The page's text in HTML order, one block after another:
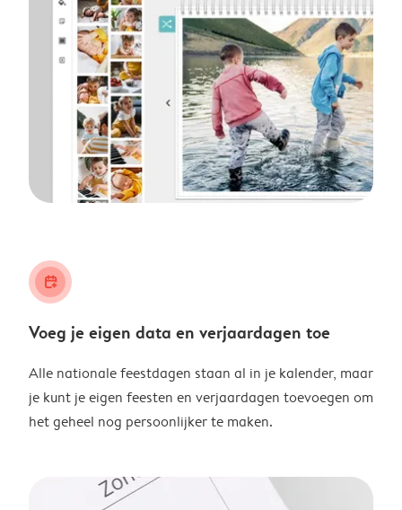
calendar_plus
Voeg je eigen data en verjaardagen toe
Alle nationale feestdagen staan al in je kalender, maar
je kunt je eigen feesten en verjaardagen toevoegen om
het geheel nog persoonlijker te maken.